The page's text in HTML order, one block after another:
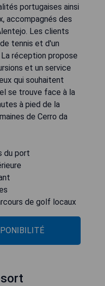
portugaises ainsi
accompagnés des
Les clients
tennis et d'un
réception propose
et un service
qui souhaitent
se trouve face à la
à pied de la
de Cerro da
du port
de golf locaux